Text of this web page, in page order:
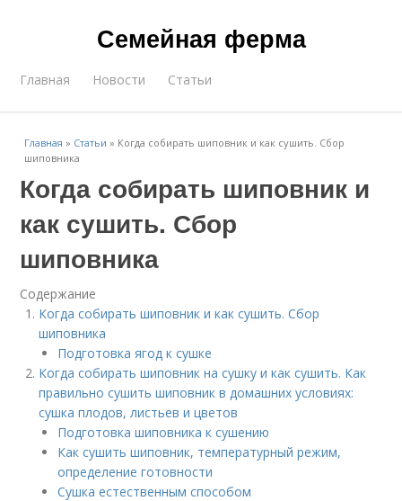
Семейная ферма
Главная Новости Статьи
Главная » Статьи » Когда собирать шиповник и как сушить. Сбор
шиповника
Когда собирать шиповник и
как сушить. Сбор
шиповника
Содержание
Когда собирать шиповник и как сушить. Сбор
шиповника
Подготовка ягод к сушке
Когда собирать шиповник на сушку и как сушить. Как
правильно сушить шиповник в домашних условиях:
сушка плодов, листьев и цветов
Подготовка шиповника к сушению
Как сушить шиповник, температурный режим,
определение готовности
Сушка естественным способом